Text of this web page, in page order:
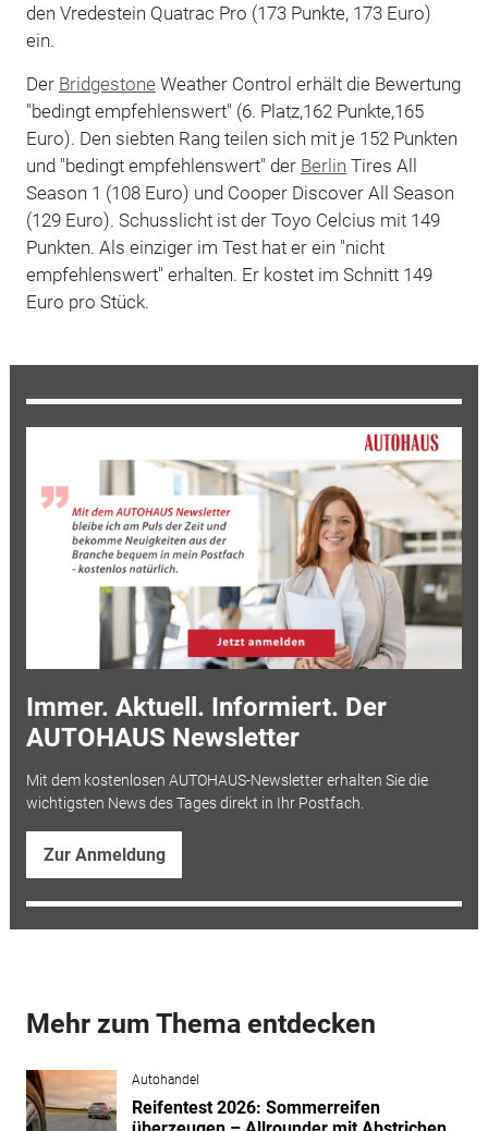
den Vredestein Quatrac Pro (173 Punkte, 173 Euro)
ein.
Der Bridgestone Weather Control erhält die Bewertung
"bedingt empfehlenswert" (6. Platz,162 Punkte,165
Euro). Den siebten Rang teilen sich mit je 152 Punkten
und "bedingt empfehlenswert" der Berlin Tires All
Season 1 (108 Euro) und Cooper Discover All Season
(129 Euro). Schusslicht ist der Toyo Celcius mit 149
Punkten. Als einziger im Test hat er ein "nicht
empfehlenswert" erhalten. Er kostet im Schnitt 149
Euro pro Stück.
Immer. Aktuell. Informiert. Der
AUTOHAUS Newsletter
Mit dem kostenlosen AUTOHAUS-Newsletter erhalten Sie die
wichtigsten News des Tages direkt in Ihr Postfach.
Zur Anmeldung
Mehr zum Thema entdecken
Autohandel
Reifentest 2026: Sommerreifen